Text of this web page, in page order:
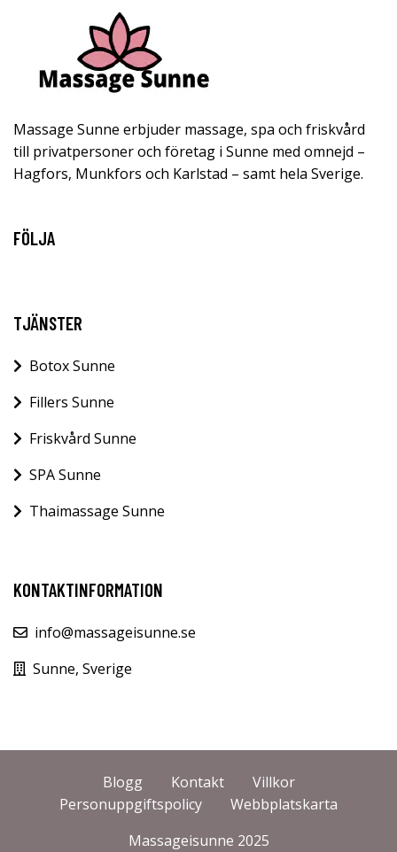
Massage Sunne erbjuder massage, spa och friskvård
till privatpersoner och företag i Sunne med omnejd –
Hagfors, Munkfors och Karlstad – samt hela Sverige.
FÖLJA
TJÄNSTER
Botox Sunne
Fillers Sunne
Friskvård Sunne
SPA Sunne
Thaimassage Sunne
KONTAKTINFORMATION
info@massageisunne.se
Sunne, Sverige
Massageisunne 2025
Blogg Kontakt
Villkor
Personuppgiftspolicy
Webbplatskarta